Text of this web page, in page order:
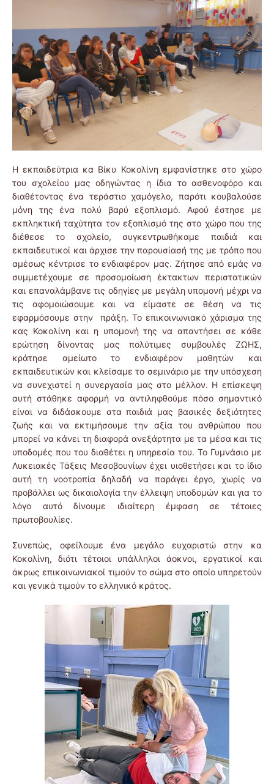
Η εκπαιδεύτρια κα Βίκυ Κοκολίνη εμφανίστηκε στο χώρο
του σχολείου μας οδηγώντας η ίδια το ασθενοφόρο και
διαθέτοντας ένα τεράστιο χαμόγελο, παρότι κουβαλούσε
μόνη της ένα πολύ βαρύ εξοπλισμό. Αφού έστησε με
εκπληκτική ταχύτητα τον εξοπλισμό της στο χώρο που της
διέθεσε το σχολείο, συγκεντρωθήκαμε παιδιά και
εκπαιδευτικοί και άρχισε την παρουσίασή της με τρόπο που
αμέσως κέντρισε το ενδιαφέρον μας. Ζήτησε από εμάς να
συμμετέχουμε σε προσομοίωση έκτακτων περιστατικών
και επαναλάμβανε τις οδηγίες με μεγάλη υπομονή μέχρι να
τις αφομοιώσουμε και να είμαστε σε θέση να τις
εφαρμόσουμε στην πράξη. Το επικοινωνιακό χάρισμα της
κας Κοκολίνη και η υπομονή της να απαντήσει σε κάθε
ερώτηση δίνοντας μας πολύτιμες συμβουλές ΖΩΗΣ,
κράτησε αμείωτο το ενδιαφέρον μαθητών και
εκπαιδευτικών και κλείσαμε το σεμινάριο με την υπόσχεση
να συνεχιστεί η συνεργασία μας στο μέλλον. Η επίσκεψη
αυτή στάθηκε αφορμή να αντιληφθούμε πόσο σημαντικό
είναι να διδάσκουμε στα παιδιά μας βασικές δεξιότητες
ζωής και να εκτιμήσουμε την αξία του ανθρώπου που
μπορεί να κάνει τη διαφορά ανεξάρτητα με τα μέσα και τις
υποδομές που του διαθέτει η υπηρεσία του. Το Γυμνάσιο με
Λυκειακές Τάξεις Μεσοβουνίων έχει υιοθετήσει και το ίδιο
αυτή τη νοοτροπία δηλαδή να παράγει έργο, χωρίς να
προβάλλει ως δικαιολογία την έλλειψη υποδομών και για το
λόγο αυτό δίνουμε ιδιαίτερη έμφαση σε τέτοιες
πρωτοβουλίες.
Συνεπώς, οφείλουμε ένα μεγάλο ευχαριστώ στην κα
Κοκολίνη, διότι τέτοιοι υπάλληλοι άοκνοι, εργατικοί και
άκρως επικοινωνιακοί τιμούν το σώμα στο οποίο υπηρετούν
και γενικά τιμούν το ελληνικό κράτος.